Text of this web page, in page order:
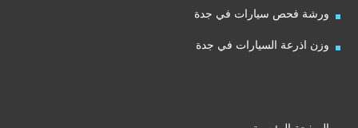
ورشة فحص سيارات في جدة
وزن اذرعة السيارات في جدة